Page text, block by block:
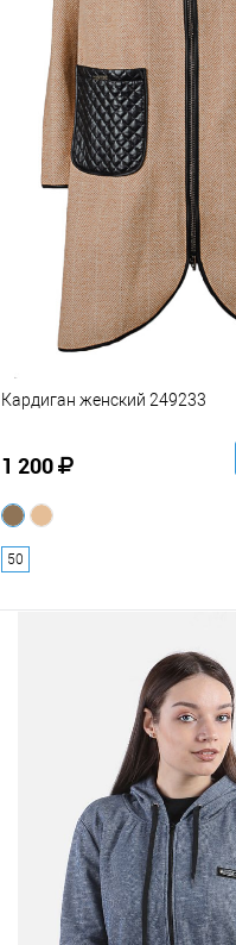
Кардиган женский 249233
1 200
50